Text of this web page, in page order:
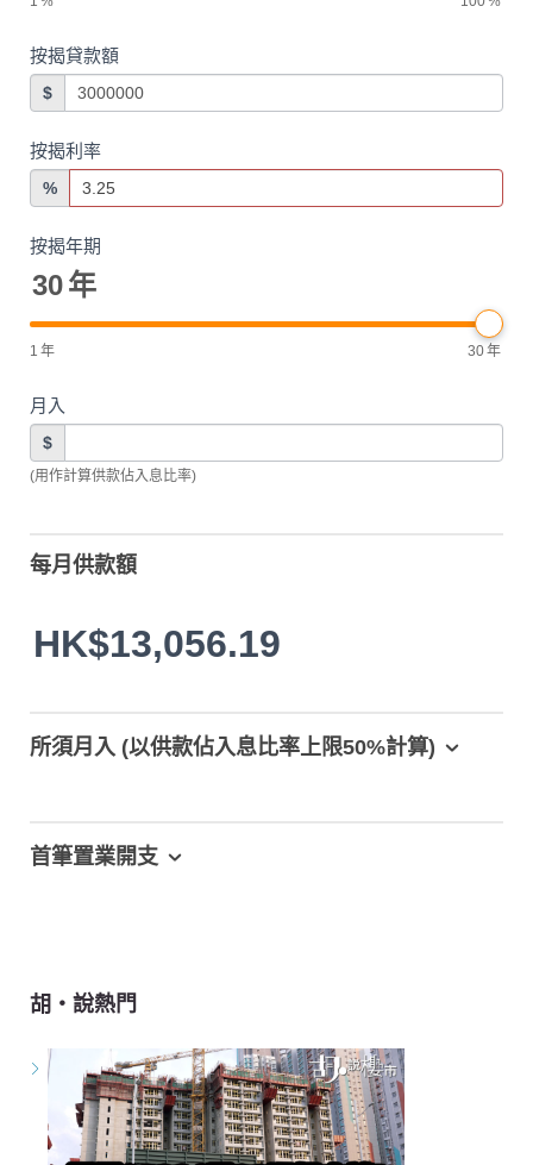
按揭貸款額
$
按揭利率
%
按揭年期
30年
1 年 30年
月入
$
(用作計算供款佔入息比率)
每月供款額
HK$13,056.19
所須月入 (以供款佔入息比率上限50%計算)
首筆置業開支
胡‧說熱門